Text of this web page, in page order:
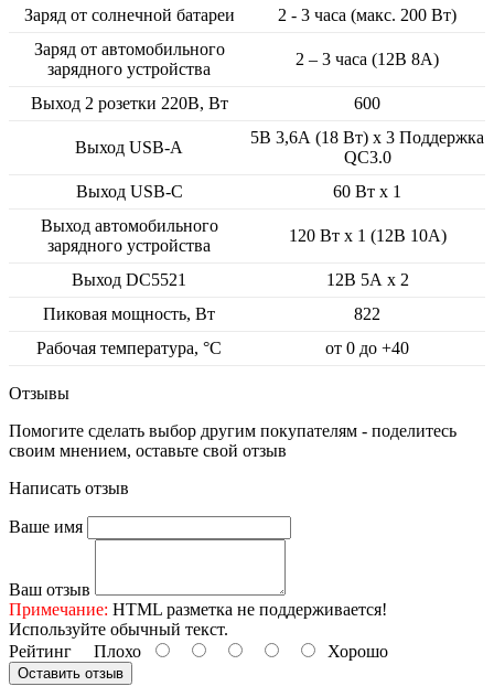
Заряд от солнечной батареи
2 - 3 часа (макс. 200 Вт)
Заряд от автомобильного
зарядного устройства
2 – 3 часа (12В 8А)
Выход 2 розетки 220В, Вт 600
Выход USB-A
5В 3,6А (18 Вт) х 3 Поддержка
QC3.0
Выход USB-C
60 Вт х 1
Выход автомобильного
зарядного устройства
120 Вт х 1 (12В 10А)
Выход DC5521
12В 5А х 2
Пиковая мощность, Вт
822
Рабочая температура, °С
от 0 до +40
Отзывы
Помогите сделать выбор другим покупателям - поделитесь
своим мнением, оставьте свой отзыв
Написать отзыв
Ваше имя
Ваш отзыв
Примечание: HTML разметка не поддерживается!
Используйте обычный текст.
Рейтинг Плохо Хорошо
Оставить отзыв